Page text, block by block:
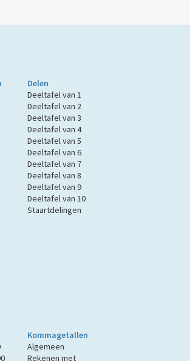
Delen
Deeltafel van 1
Deeltafel van 2
Deeltafel van 3
Deeltafel van 4
Deeltafel van 5
Deeltafel van 6
Deeltafel van 7
Deeltafel van 8
Deeltafel van 9
Deeltafel van 10
Staartdelingen
Kommagetallen
Algemeen
Rekenen met